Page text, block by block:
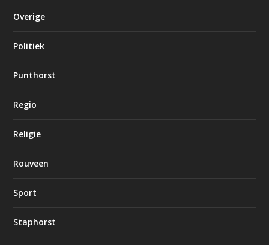
Overige
Politiek
Punthorst
Regio
Religie
Rouveen
Sport
Staphorst